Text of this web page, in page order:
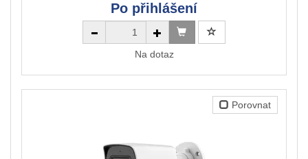
Po přihlášení
Na dotaz
Porovnat